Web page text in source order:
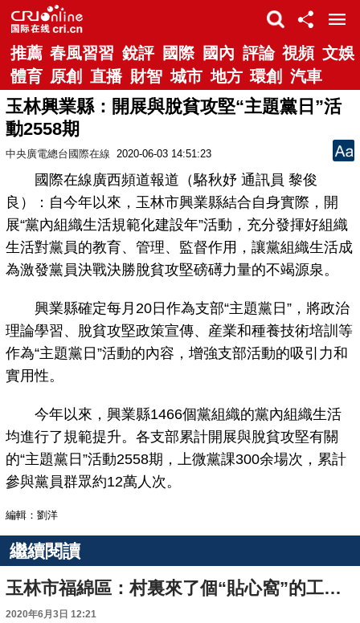
推薦 春風習習 銳評 國際 國內 評論 視頻 文娛
體育 原創 直播 財智 城市 地方 環創 汽車
玉林興業縣：開展與脫貧攻堅“主題黨日”活
動2558期
中央廣電總台國際在線 2020-06-03 14:51:23
國際在線廣西頻道報道（駱秋妤 通訊員 黎俊
良）：自今年以來，玉林市興業縣結合自身實際，開
展“黨內組織生活規範化建設年”活動，充分發揮好組織
生活對黨員的教育、管理、監督作用，讓黨組織生活成
為激發黨員決戰決勝脫貧攻堅磅礡力量的不竭源泉。
興業縣確定每月20日作為支部“主題黨日”，將政治
理論學習、脫貧攻堅政策宣傳、産業和種養技術培訓等
作為“主題黨日”活動的內容，增強支部活動的吸引力和
實用性。
今年以來，興業縣1466個黨組織的黨內組織生活
均進行了規範提升。各支部累計開展與脫貧攻堅有關
的“主題黨日”活動2558期，上微黨課300余場次，累計
參與黨員群眾約12萬人次。
編輯：劉洋
繼續閱讀
玉林市福綿區：村裏來了個“貼心窩”的工作隊員
2020年6月3日 12:21